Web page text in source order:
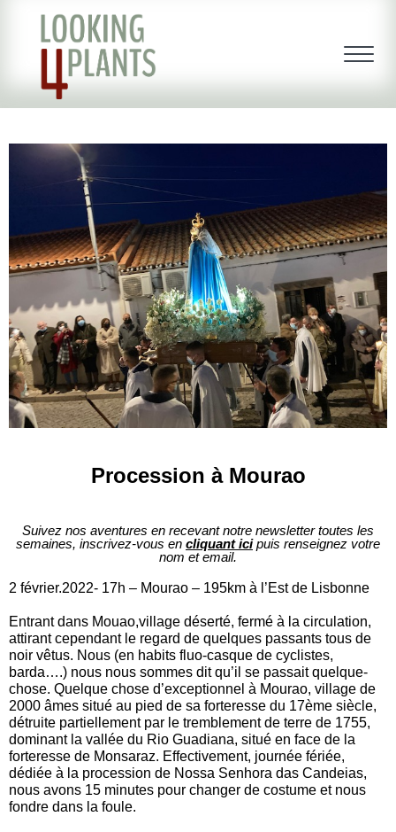
Procession à Mourao
Suivez nos aventures en recevant notre newsletter toutes les
semaines, inscrivez-vous en cliquant icipuis renseignez votre
nom et email.
2 février.2022- 17h – Mourao – 195km à l’Est de Lisbonne
Entrant dans Mouao,village déserté, fermé à la circulation,
attirant cependant le regard de quelques passants tous de
noir vêtus. Nous (en habits fluo-casque de cyclistes,
barda….) nous nous sommes dit qu’il se passait quelque-
chose. Quelque chose d’exceptionnel à Mourao, village de
2000 âmes situé au pied de sa forteresse du 17ème siècle,
détruite partiellement par le tremblement de terre de 1755,
dominant la vallée du Rio Guadiana, situé en face de la
forteresse de Monsaraz. Effectivement, journée fériée,
dédiée à la procession de Nossa Senhora das Candeias,
nous avons 15 minutes pour changer de costume et nous
fondre dans la foule.